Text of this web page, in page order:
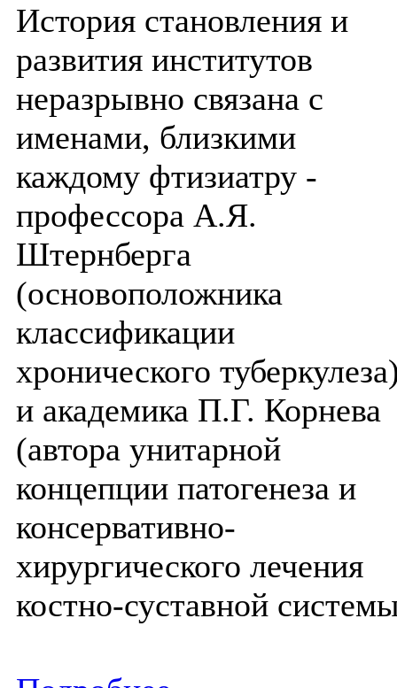
История становления и
развития институтов
неразрывно связана с
именами, близкими
каждому фтизиатру -
профессора А.Я.
Штернберга
(основоположника
классификации
хронического
и академика П.Г. Корнева
(автора унитарной
концепции патогенеза и
консервативно-
хирургического лечения
костно-суставной